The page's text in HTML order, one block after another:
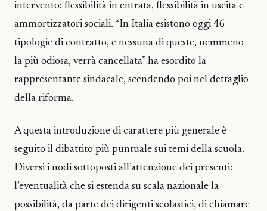
intervento: flessibilità in entrata, flessibilità in uscita e
ammortizzatori sociali. “In Italia esistono oggi 46
tipologie di contratto, e nessuna di queste, nemmeno
la più odiosa, verrà cancellata” ha esordito la
rappresentante sindacale, scendendo poi nel dettaglio
della riforma.
A questa introduzione di carattere più generale è
seguito il dibattito più puntuale sui temi della scuola.
Diversi i nodi sottoposti all’attenzione dei presenti:
l’eventualità che si estenda su scala nazionale la
possibilità, da parte dei dirigenti scolastici, di chiamare